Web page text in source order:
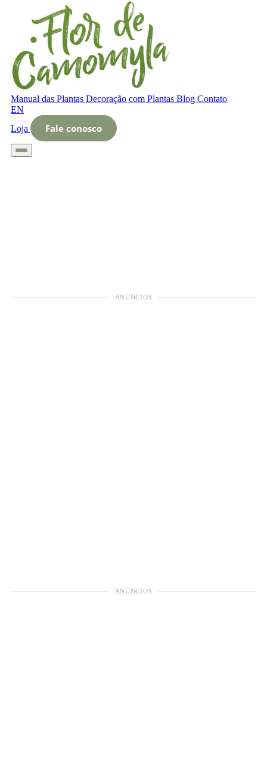
Manual das Plantas Decoração com Plantas Blog Contato
EN
Loja
Fale conosco
ANÚNCIOS
ANÚNCIOS